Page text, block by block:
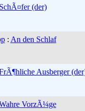
SchÃ¤fer (der)
: An den Schlaf
Ausberger
VorzÃ¼ge